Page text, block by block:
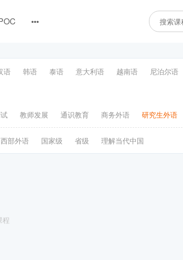
语 韩语 泰语 意大利语 越南语 尼泊尔语
教师发展 通识教育 商务外语 研究生外语
西部外语 国家级 省级 理解当代中国
程